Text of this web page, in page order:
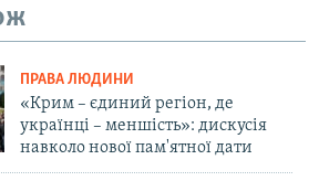
ПРАВА ЛЮДИНИ
«Крим – єдиний регіон, де
українці – меншість»: дискусія
навколо нової пам'ятної дати